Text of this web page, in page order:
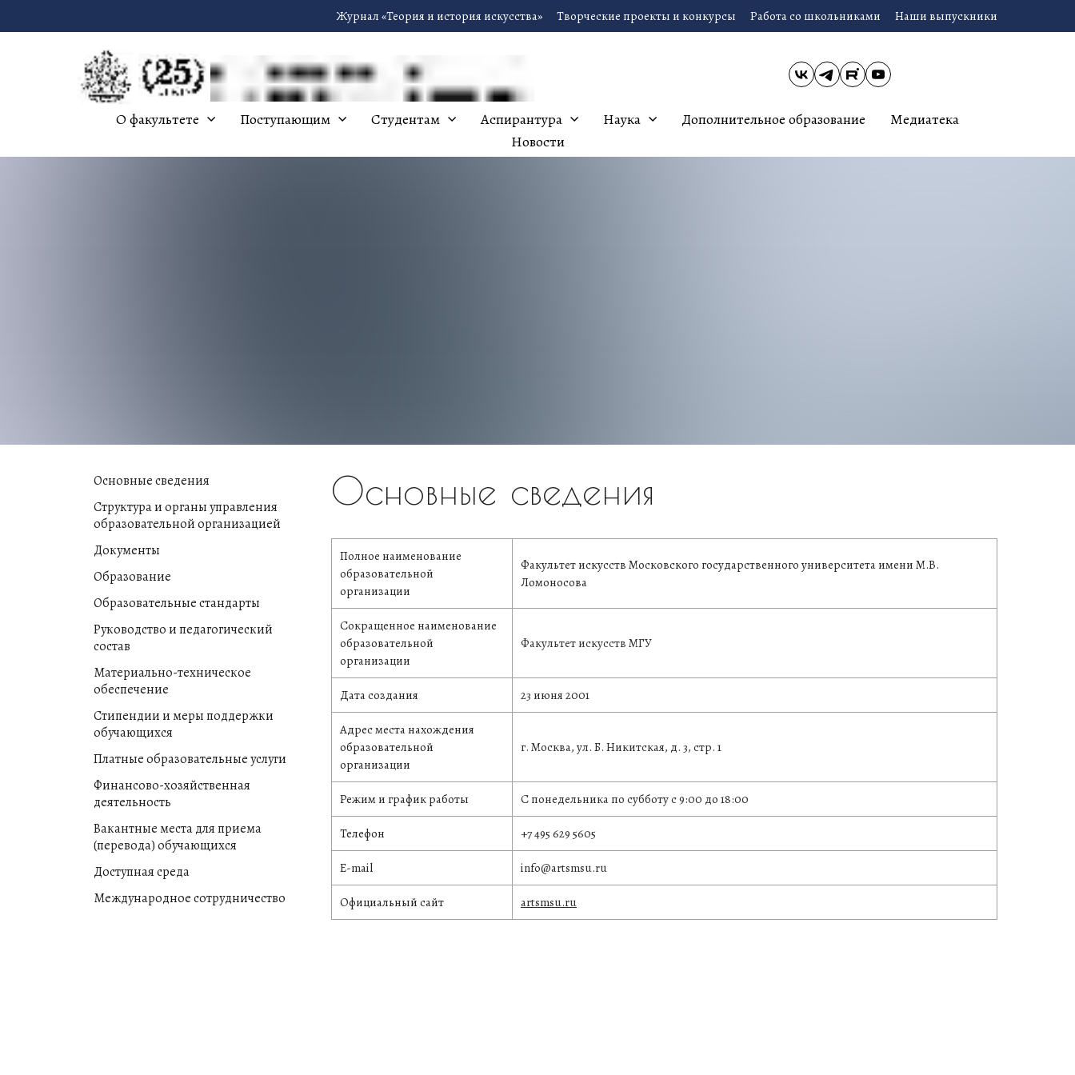
Журнал «Теория и история искусства» Творческие проекты и конкурсы Работа со школьниками Наши выпускники
О факультете Поступающим Студентам Аспирантура Наука Дополнительное образование
Медиатека
Новости
Основные сведения
Полное наименование
образовательной
организации
Факультет искусств Московского государственного университета имени М.В.
Ломоносова
Сокращенное наименование
образовательной
организации
Факультет искусств МГУ
Дата создания 23 июня 2001
Адрес места нахождения
образовательной
организации
г. Москва, ул. Б. Никитская, д. 3, стр. 1
Режим и график работы С понедельника по субботу с9:00 до 18:00
Телефон +7 495 629 5605
E-mail info@artsmsu.ru
Официальный сайт artsmsu.ru
Основные сведения
Структура и органы управления
образовательной организацией
Документы
Образование
Образовательные стандарты
Руководство и педагогический
состав
Материально-техническое
обеспечение
Стипендии и меры поддержки
обучающихся
Платные образовательные услуги
Финансово-хозяйственная
деятельность
Вакантные места для приема
(перевода) обучающихся
Доступная среда
Международное сотрудничество